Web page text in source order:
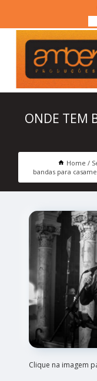
ONDE TEM
Home
bandas para
Clique na imagem